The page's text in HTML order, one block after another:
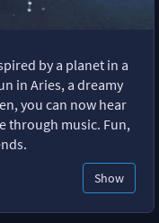
by a planet in a
in Aries, a dreamy
you can now hear
through music. Fun,
Show